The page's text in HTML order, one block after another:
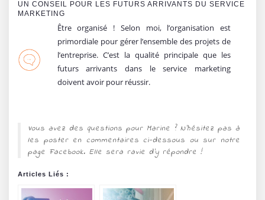
UN CONSEIL POUR LES FUTURS ARRIVANTS DU SERVICE
MARKETING
Être organisé ! Selon moi, l’organisation est
primordiale pour gérer l’ensemble des projets de
l’entreprise. C’est la qualité principale que les
futurs arrivants dans le service marketing
doivent avoir pour réussir.
Vous avez des questions pour Marine ? N’hésitez pas à
les poster en commentaires ci-dessous ou sur notre
page Facebook. Elle sera ravie d’y répondre !
Articles Liés :